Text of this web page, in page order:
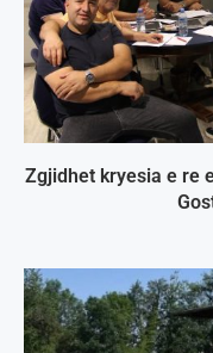
Zgjidhet kryesia e re